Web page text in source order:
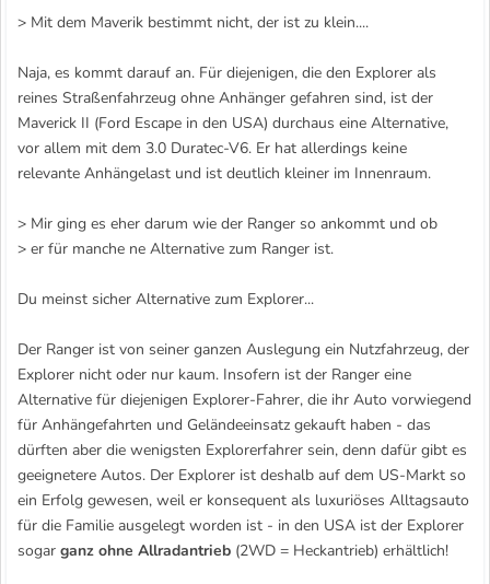
> Mit dem Maverik bestimmt nicht, der ist zu klein....
Naja, es kommt darauf an. Für diejenigen, die den Explorer als
reines Straßenfahrzeug ohne Anhänger gefahren sind, ist der
Maverick II (Ford Escape in den USA) durchaus eine Alternative,
vor allem mit dem 3.0 Duratec-V6. Er hat allerdings keine
relevante Anhängelast und ist deutlich kleiner im Innenraum.
> Mir ging es eher darum wie der Ranger so ankommt und ob
> er für manche ne Alternative zum Ranger ist.
Du meinst sicher Alternative zum Explorer...
Der Ranger ist von seiner ganzen Auslegung ein Nutzfahrzeug, der
Explorer nicht oder nur kaum. Insofern ist der Ranger eine
Alternative für diejenigen Explorer-Fahrer, die ihr Auto vorwiegend
für Anhängefahrten und Geländeeinsatz gekauft haben - das
dürften aber die wenigsten Explorerfahrer sein, denn dafür gibt es
geeignetere Autos. Der Explorer ist deshalb auf dem US-Markt so
ein Erfolg gewesen, weil er konsequent als luxuriöses Alltagsauto
für die Familie ausgelegt worden ist - in den USA ist der Explorer
sogar ganz ohne Allradantrieb (2WD = Heckantrieb) erhältlich!